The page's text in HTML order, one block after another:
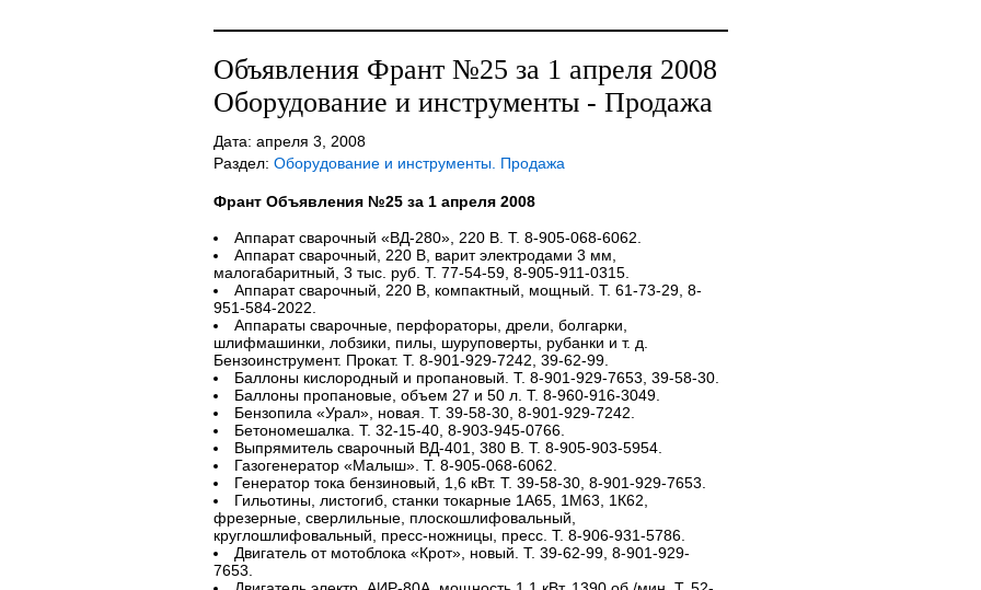
Объявления Франт №25 за 1 апреля 2008
Оборудование и инструменты - Продажа
Дата: апреля 3, 2008
Раздел: Оборудование и инструменты. Продажа
Франт Объявления №25 за 1 апреля 2008
Аппарат сварочный «ВД-280», 220 В. Т. 8-905-068-6062.
Аппарат сварочный, 220 В, варит электродами 3 мм,
малогабаритный, 3 тыс. руб. Т. 77-54-59, 8-905-911-0315.
Аппарат сварочный, 220 В, компактный, мощный. Т. 61-73-29, 8-
951-584-2022.
Аппараты сварочные, перфораторы, дрели, болгарки,
шлифмашинки, лобзики, пилы, шуруповерты, рубанки и т. д.
Бензоинструмент. Прокат. Т. 8-901-929-7242, 39-62-99.
Баллоны кислородный и пропановый. Т. 8-901-929-7653, 39-58-30.
Баллоны пропановые, объем 27 и 50 л. Т. 8-960-916-3049.
Бензопила «Урал», новая. Т. 39-58-30, 8-901-929-7242.
Бетономешалка. Т. 32-15-40, 8-903-945-0766.
Выпрямитель сварочный ВД-401, 380 В. Т. 8-905-903-5954.
Газогенератор «Малыш». Т. 8-905-068-6062.
Генератор тока бензиновый, 1,6 кВт. Т. 39-58-30, 8-901-929-7653.
Гильотины, листогиб, станки токарные 1А65, 1М63, 1К62,
фрезерные, сверлильные, плоскошлифовальный,
круглошлифовальный, пресс-ножницы, пресс. Т. 8-906-931-5786.
Двигатель от мотоблока «Крот», новый. Т. 39-62-99, 8-901-929-
7653.